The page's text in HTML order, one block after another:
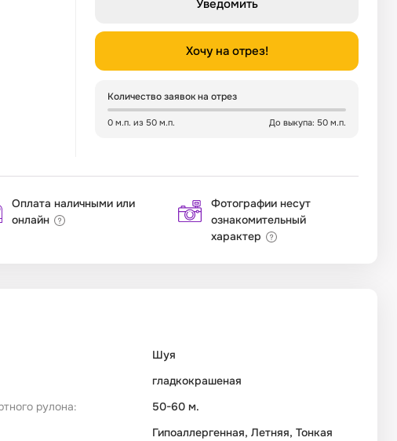
Уведомить
Хочу на отрез!
Количество заявок на отрез
0 м.п. из 50 м.п. До выкупа: 50 м.п.
Оплата наличными или
онлайн
Фотографии несут
ознакомительный
характер
Шуя
гладкокрашеная
рулона:
50-60 м.
Гипоаллергенная, Летняя, Тонкая